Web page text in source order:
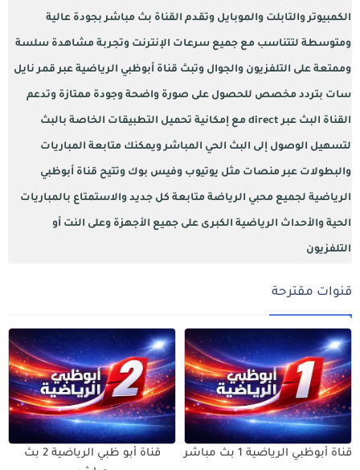
الكمبيوتر والتابلت والموبايل وتقدم القناة بث مباشر بجودة عالية
ومتوسطة لتتناسب مع جميع سرعات الإنترنت وتجربة مشاهدة سلسة
وممتعة على التلفزيون والجوال وتبث قناة أبوظبي الرياضية عبر قمر نايل
سات بتردد مخصص للحصول على صورة واضحة وجودة ممتازة وتدعم
القناة البث عبر direct مع إمكانية تحميل التطبيقات الخاصة بالبث
لتسهيل الوصول إلى البث الحي المباشر ويمكنك متابعة المباريات
والبطولات عبر منصات مثل يوتيوب وفيس بوك وتتيح قناة أبوظبي
الرياضية لجميع محبي الرياضة متابعة كل جديد والاستمتاع بالمباريات
الحية والأحداث الرياضية الكبرى على جميع الأجهزة وعلى النت أو
التلفزيون
قنوات مقترحة
قناة أبوظبي الرياضية 1 بث مباشر
قناة أبو ظبي الرياضية 2 بث